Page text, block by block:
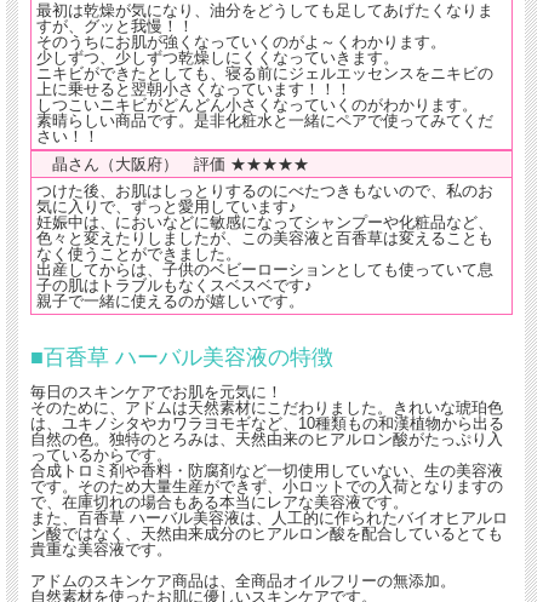
最初は乾燥が気になり、油分をどうしても足してあげたくなりま
すが、グッと我慢！！
そのうちにお肌が強くなっていくのがよ～くわかります。
少しずつ、少しずつ乾燥しにくくなっていきます。
ニキビができたとしても、寝る前にジェルエッセンスをニキビの
上に乗せると翌朝小さくなっています！！！
しつこいニキビがどんどん小さくなっていくのがわかります。
素晴らしい商品です。是非化粧水と一緒にペアで使ってみてくだ
さい！！
晶さん（大阪府） 評価 ★★★★★
つけた後、お肌はしっとりするのにべたつきもないので、私のお
気に入りで、ずっと愛用しています♪
妊娠中は、においなどに敏感になってシャンプーや化粧品など、
色々と変えたりしましたが、この美容液と百香草は変えることも
なく使うことができました。
出産してからは、子供のベビーローションとしても使っていて息
子の肌はトラブルもなくスベスベです♪
親子で一緒に使えるのが嬉しいです。
■百香草 ハーバル美容液の特徴
毎日のスキンケアでお肌を元気に！
そのために、アドムは天然素材にこだわりました。きれいな琥珀色
は、ユキノシタやカワラヨモギなど、10種類もの和漢植物から出る
自然の色。独特のとろみは、天然由来のヒアルロン酸がたっぷり入
っているからです。
合成トロミ剤や香料・防腐剤など一切使用していない、生の美容液
です。そのため大量生産ができず、小ロットでの入荷となりますの
で、在庫切れの場合もある本当にレアな美容液です。
また、百香草 ハーバル美容液は、人工的に作られたバイオヒアルロ
ン酸ではなく、天然由来成分のヒアルロン酸を配合しているとても
貴重な美容液です。
アドムのスキンケア商品は、全商品オイルフリーの無添加。
自然素材を使ったお肌に優しいスキンケアです。